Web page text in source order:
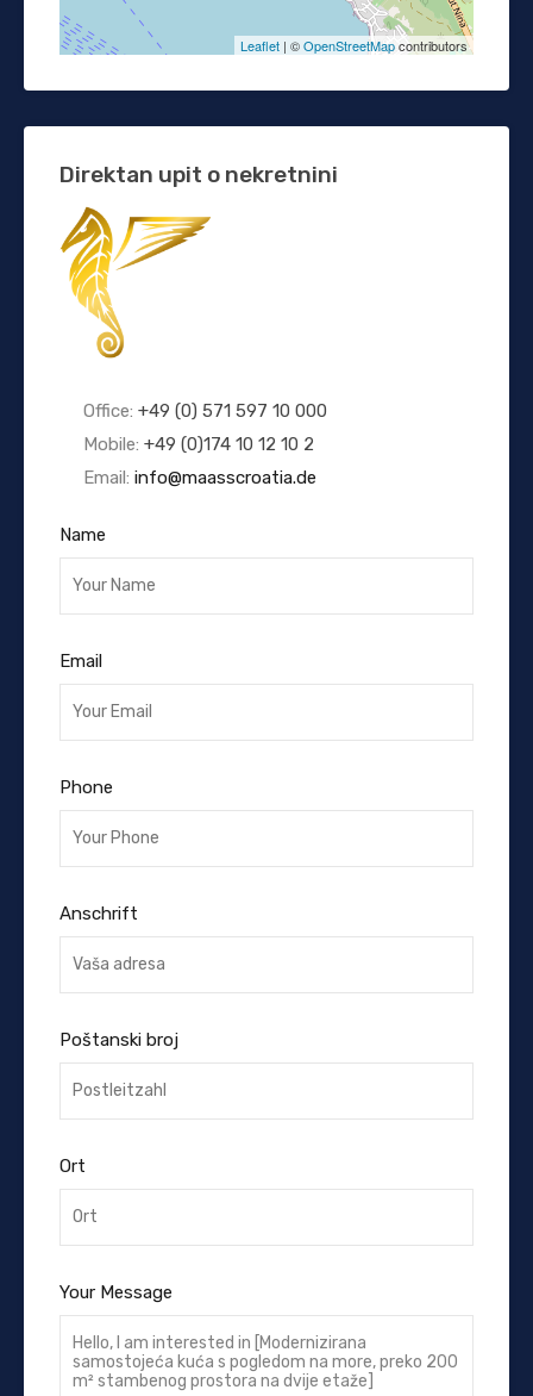
Leaflet | ©OpenStreetMapcontributors
Direktan upit o nekretnini
Office: +49 (0) 571 597 10 000
Mobile: +49 (0)174 10 12 10 2
Email: info@maasscroatia.de
Name
Email
Phone
Anschrift
Poštanski broj
Ort
Your Message